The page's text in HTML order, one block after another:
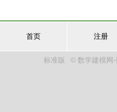
首页 注册
标准版 © 数学建模网